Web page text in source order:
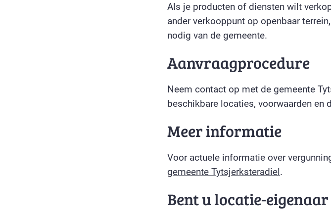
Als je producten of diensten wilt
ander verkooppunt op openbaar
nodig van de gemeente.
Aanvraagprocedure
Neem contact op met de gemeente
beschikbare locaties, voorwaarden en
Meer informatie
Voor actuele informatie over
gemeente Tytsjerksteradiel.
Bent u locatie-